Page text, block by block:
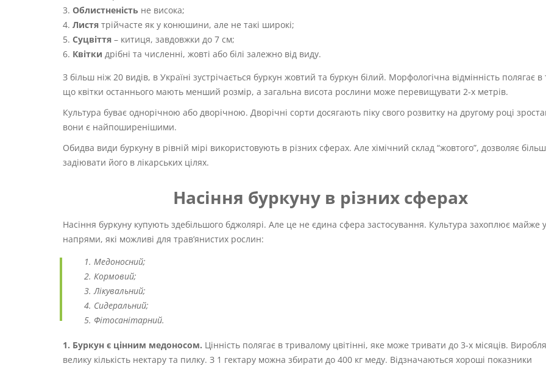
Облистненість не висока;
Листя трійчасте як у конюшини, але не такі широкі;
Суцвіття – китиця, завдовжки до 7 см;
Квітки дрібні та численні, жовті або білі залежно від виду.
З більш ніж 20 видів, в Україні зустрічається буркун жовтий та буркун білий. Морфологічна відмінність полягає в
що квітки останнього мають менший розмір, а загальна висота рослини може перевищувати 2-х метрів.
Культура буває однорічною або дворічною. Дворічні сорти досягають піку свого розвитку на другому році
вони є найпоширенішими.
Обидва види буркуну в рівній мірі використовують в різних сферах. Але хімічний склад “жовтого”, дозволяє
задіювати його в лікарських цілях.
Насіння буркуну в різних сферах
Насіння буркуну купують здебільшого бджолярі. Але це не єдина сфера застосування. Культура захоплює майже
напрями, які можливі для трав’янистих рослин:
Медоносний;
Кормовий;
Лікувальний;
Сидеральний;
Фітосанітарний.
1. Буркун є цінним медоносом. Цінність полягає в тривалому цвітінні, яке може тривати до 3-х місяців.
велику кількість нектару та пилку. З 1 гектару можна збирати до 400 кг меду. Відзначаються хороші показники